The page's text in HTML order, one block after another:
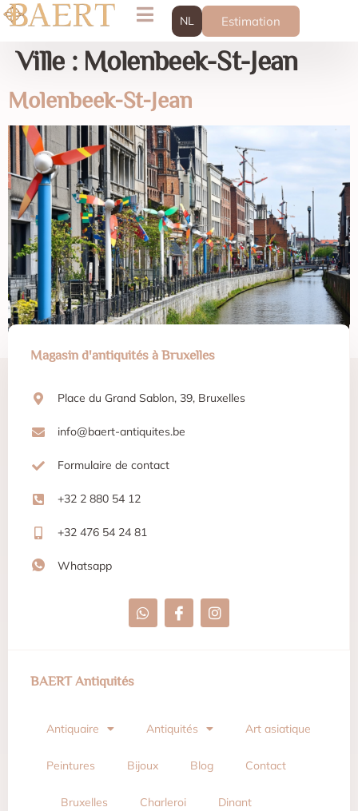
NL Estimation
Ville : Molenbeek-St-Jean
Molenbeek-St-Jean
Magasin d'antiquités à Bruxelles
Place du Grand Sablon, 39, Bruxelles
info@baert-antiquites.be
Formulaire de contact
+32 2 880 54 12
+32 476 54 24 81
Whatsapp
BAERT Antiquités
Antiquaire Antiquités Art asiatique
Peintures Bijoux Blog Contact
Bruxelles Charleroi Dinant